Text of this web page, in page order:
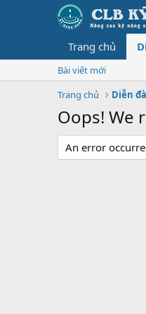
Trang chủ
Bài viết mới
Trang chủ
Diễn
Oops! We
An error